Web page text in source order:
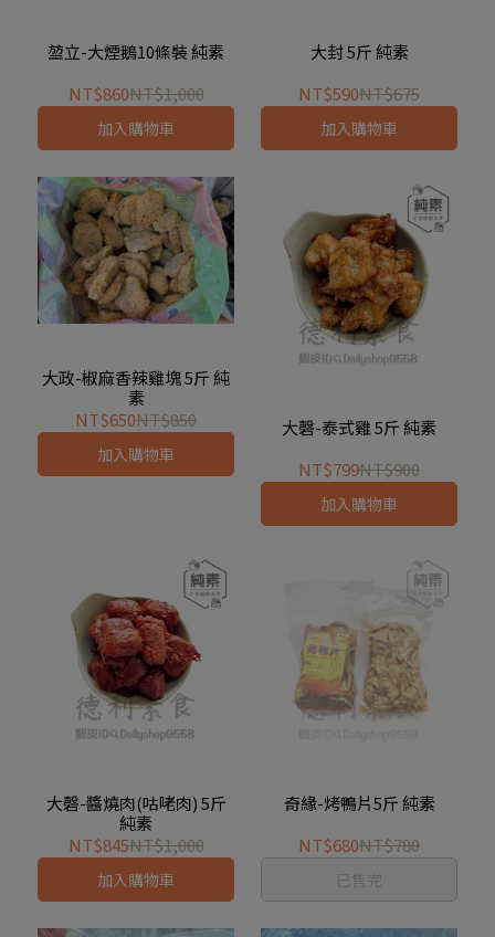
堃立-大煙鵝10條裝 純素
NT$860NT$1,000
加入購物車
大封 5斤 純素
NT$590NT$675
加入購物車
大政-椒麻香辣雞塊 5斤 純
素
NT$650NT$850
加入購物車
大磬-泰式雞 5斤 純素
NT$799NT$900
加入購物車
大磬-醬燒肉(咕咾肉) 5斤
純素
NT$845NT$1,000
加入購物車
奇緣-烤鴨片5斤 純素
NT$680NT$780
已售完